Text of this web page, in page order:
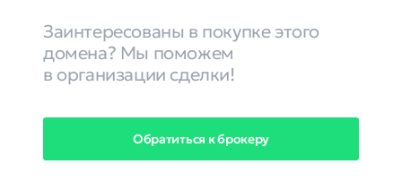
Заинтересованы в покупке этого
домена? Мы поможем
в организации сделки!
Обратиться к брокеру